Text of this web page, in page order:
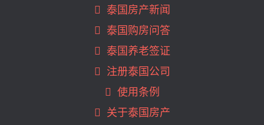
曼谷BTS Talat Phlu (2)
曼谷BTS Thong Lo (46)
曼谷BTS Udom Suk (7)
曼谷BTS Victory Monument (2)
曼谷BTS Wutthakat (1)
曼谷MRT Hua Mak (1)
曼谷MRT Khlong Toei (3)
泰国房产新闻
泰国购房问答
泰国养老签证
注册泰国公司
使用条例
关于泰国房产